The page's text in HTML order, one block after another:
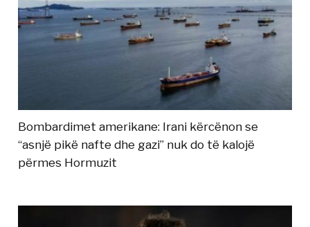
Bombardimet amerikane: Irani kërcënon se
“asnjë pikë nafte dhe gazi” nuk do të kalojë
përmes Hormuzit